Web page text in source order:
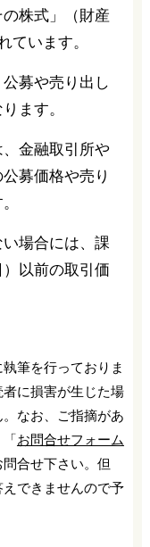
株式」（財産
ています。
募や売り出し
ます。
金融取引所や
募価格や売り
場合には、課
以前の取引価
筆を行っておりま
に損害が生じた場
なお、ご指摘があ
「お問合せフォーム
合せ下さい。但
できませんので予